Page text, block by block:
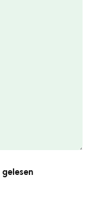
gelesen